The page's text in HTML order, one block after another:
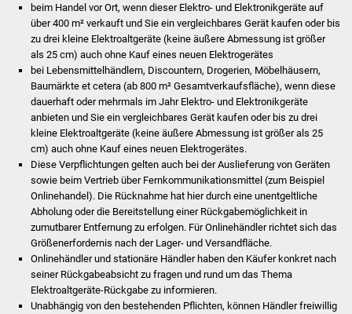
Ortsrecht
FNP / Bebauungspläne
Wahlen
Stadtinfo
Jubiläumsjahr 2021
Partnerstädte
Projekte
Schulentwicklung Bizet
Sanierung Hallenbad
beim Handel vor Ort, wenn dieser Elektro- und Elektronikgeräte auf
über 400 m² verkauft und Sie ein vergleichbares Gerät kaufen oder bis
zu drei kleine Elektroaltgeräte (keine äußere Abmessung ist größer
als 25 cm) auch ohne Kauf eines neuen Elektrogerätes
bei Lebensmittelhändlern, Discountern, Drogerien, Möbelhäusern,
Baumärkte et cetera(ab 800 m² Gesamtverkaufsfläche), wenn diese
dauerhaft oder mehrmals im Jahr Elektro- und Elektronikgeräte
anbieten und Sie ein vergleichbares Gerät kaufen oder bis zu drei
kleine Elektroaltgeräte (keine äußere Abmessung ist größer als 25
cm) auch ohne Kauf eines neuen Elektrogerätes.
Diese Verpflichtungen gelten auch bei der Auslieferung von Geräten
sowie beim Vertrieb über Fernkommunikationsmittel (zum Beispiel
Onlinehandel). Die Rücknahme hat hier durch eine unentgeltliche
Abholung oder die Bereitstellung einer Rückgabemöglichkeit in
zumutbarer Entfernung zu erfolgen. Für Onlinehändler richtet sich das
Größenerfordernis nach der Lager- und Versandfläche.
Onlinehändler und stationäre Händler haben den Käufer konkret nach
seiner Rückgabeabsicht zu fragen und rund um das Thema
Elektroaltgeräte-Rückgabe zu informieren.
Unabhängig von den bestehenden Pflichten, können Händler freiwillig